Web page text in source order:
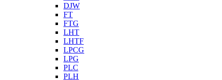
DJW
FT
FTG
LHT
LHTF
LPCG
LPG
PLC
PLH